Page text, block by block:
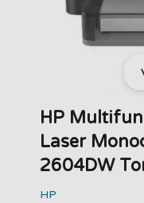
HP
Laser
2604DW
HP